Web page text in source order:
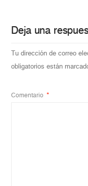
Deja una
Tu dirección de correo
obligatorios están
Comentario *